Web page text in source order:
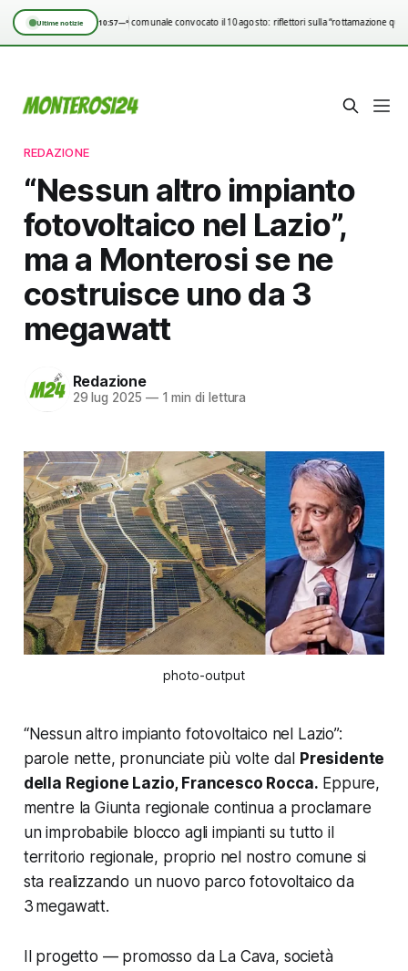
Ultime notizie 10:57—°
Consiglio comunale convocato il 10 agosto: riflettori sulla “rottamazione
REDAZIONE
“Nessun altro impianto
fotovoltaico nel Lazio”,
ma a Monterosi se ne
costruisce uno da 3
megawatt
Redazione
29 lug 2025 —1 min di lettura
photo-output
“Nessun altro impianto fotovoltaico nel Lazio”:
parole nette, pronunciate più volte dal Presidente
della Regione Lazio, Francesco Rocca. Eppure,
mentre la Giunta regionale continua a proclamare
un improbabile blocco agli impianti su tutto il
territorio regionale, proprio nel nostro comune si
sta realizzando un nuovo parco fotovoltaico da
3 megawatt.
Il progetto — promosso da La Cava, società